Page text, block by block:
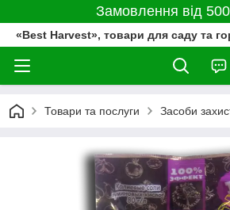
Замовлення від
«Best Harvest», товари для саду та
Товари та послуги Засоби